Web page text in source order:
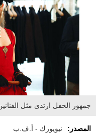
جمهور الحفل ارتدى مثل
المصدر: نيويورك - أ.ف.ب